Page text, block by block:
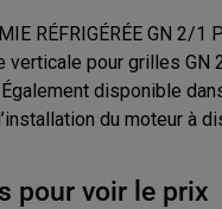
RÉFRIGÉRÉE GN 2/1
verticale pour grilles GN
disponible
du moteur à
pour voir le prix